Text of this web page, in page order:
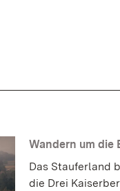
Wandern um die
Das Stauferland
die Drei